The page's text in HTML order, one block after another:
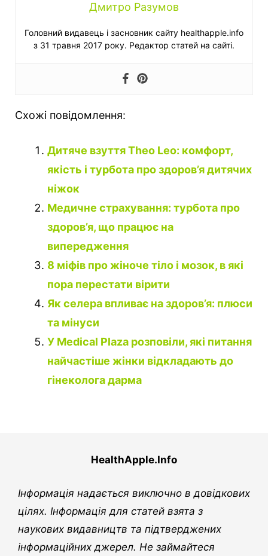
Дмитро Разумов
Головний видавець і засновник сайту healthapple.info
з 31 травня 2017 року. Редактор статей на сайті.
Схожі повідомлення:
Дитяче взуття Theo Leo: комфорт,
якість і турбота про здоров’я дитячих
ніжок
Медичне страхування: турбота про
здоров’я, що працює на
випередження
8 міфів про жіноче тіло і мозок, в які
пора перестати вірити
Як селера впливає на здоров’я: плюси
та мінуси
У Medical Plaza розповіли, які питання
найчастіше жінки відкладають до
гінеколога дарма
HealthApple.Info
Інформація надається виключно в довідкових
цілях. Інформація для статей взята з
наукових видавництв та підтверджених
інформаційних джерел. Не займайтеся